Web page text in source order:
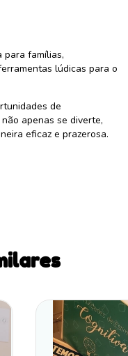
para famílias,
lúdicas para o
de
não apenas se diverte,
eficaz e prazerosa.